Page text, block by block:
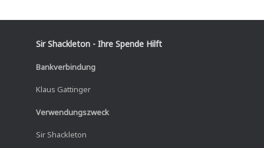
Sir Shackleton - Ihre Spende Hilft
Bankverbindung
Klaus Gattinger
Verwendungszweck
Sir Shackleton